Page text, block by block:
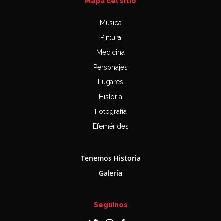
Música
Pintura
Medicina
Personajes
Lugares
Historia
Fotografía
Efemérides
Tenemos Historia
Galería
Seguinos